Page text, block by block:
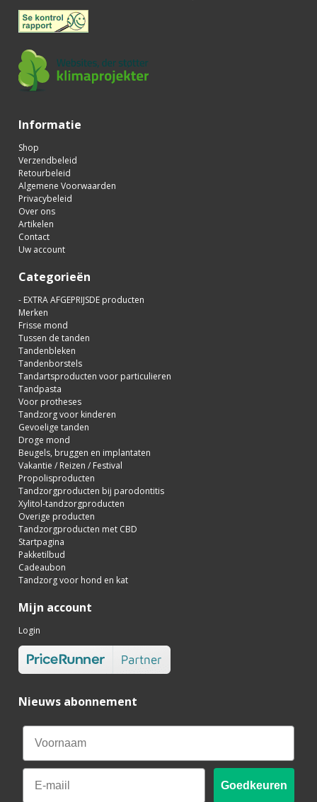
Informatie
Shop
Verzendbeleid
Retourbeleid
Algemene Voorwaarden
Privacybeleid
Over ons
Artikelen
Contact
Uw account
Categorieën
- EXTRA AFGEPRIJSDE producten
Merken
Frisse mond
Tussen de tanden
Tandenbleken
Tandenborstels
Tandartsproducten voor particulieren
Tandpasta
Voor protheses
Tandzorg voor kinderen
Gevoelige tanden
Droge mond
Beugels, bruggen en implantaten
Vakantie / Reizen / Festival
Propolisproducten
Tandzorgproducten bij parodontitis
Xylitol-tandzorgproducten
Overige producten
Tandzorgproducten met CBD
Startpagina
Pakketilbud
Cadeaubon
Tandzorg voor hond en kat
Mijn account
Login
Nieuws abonnement
Email
Goedkeuren